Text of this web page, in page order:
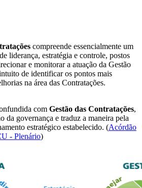
compreende essencialmente um
liderança, estratégia e controle, postos
e monitorar a atuação da Gestão
de identificar os pontos mais
na área das Contratações.
com Gestão das Contratações,
da governança e traduz a maneira pela
estratégico estabelecido. (Acórdão
- Plenário)